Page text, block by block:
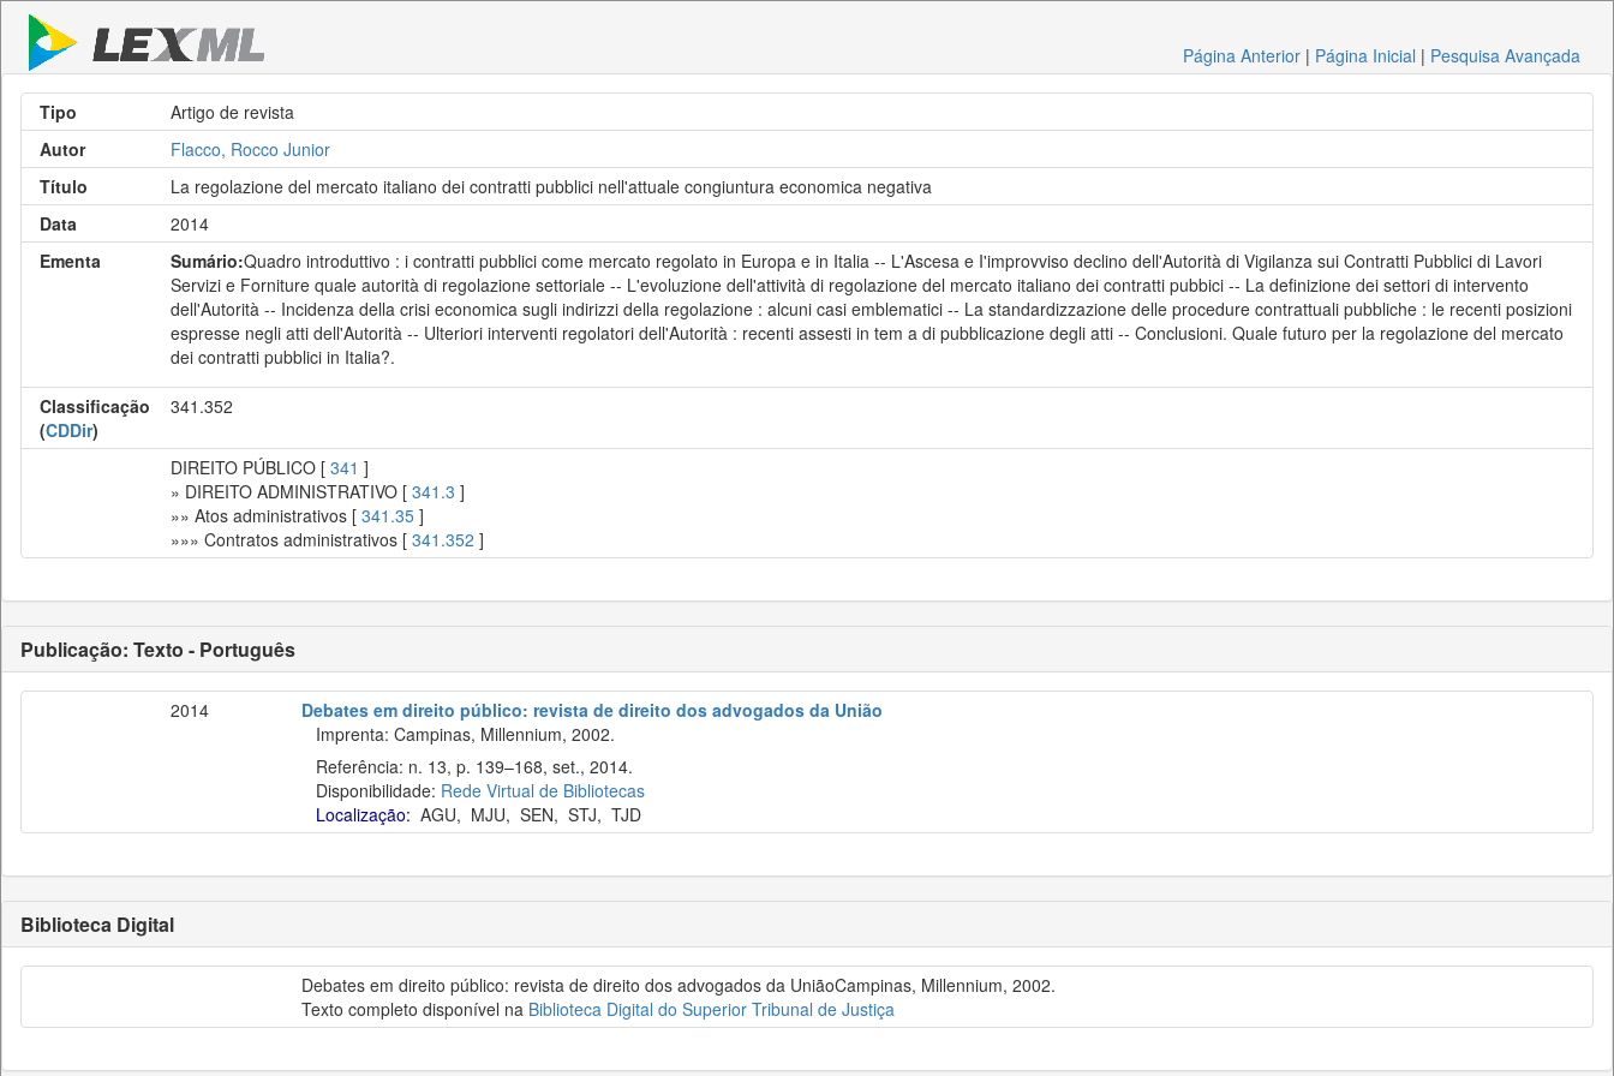
Página Anterior | Página Inicial | Pesquisa Avançada
Tipo
Artigo de revista
Autor
Flacco, Rocco Junior
Título
La regolazione del mercato italiano dei contratti pubblici nell'attuale congiuntura economica negativa
Data
2014
Ementa
Sumário:Quadro introduttivo : i contratti pubblici come mercato regolato in Europa e in Italia -- L'Ascesa e I'improvviso declino dell'Autorità di Vigilanza sui Contratti Pubblici di Lavori
Servizi e Forniture quale autorità di regolazione settoriale -- L'evoluzione dell'attività di regolazione del mercato italiano dei contratti pubbici -- La definizione dei settori di intervento
dell'Autorità -- Incidenza della crisi economica sugli indirizzi della regolazione : alcuni casi emblematici -- La standardizzazione delle procedure contrattuali pubbliche : le recenti posizioni
espresse negli atti dell'Autorità -- Ulteriori interventi regolatori dell'Autorità : recenti assesti in tem a di pubblicazione degli atti -- Conclusioni. Quale futuro per la regolazione del mercato
dei contratti pubblici in Italia?.
Classificação
(CDDir)
341.352
DIREITO PÚBLICO [ 341 ]
» DIREITO ADMINISTRATIVO [ 341.3 ]
»» Atos administrativos [ 341.35 ]
»»» Contratos administrativos [ 341.352 ]
Publicação: Texto - Português
2014
Debates em direito público: revista de direito dos advogados da União
Imprenta: Campinas, Millennium, 2002.
Referência: n. 13, p. 139–168, set., 2014.
Disponibilidade: Rede Virtual de Bibliotecas
Localização: AGU, MJU, SEN, STJ, TJD
Biblioteca Digital
Debates em direito público: revista de direito dos advogados da UniãoCampinas, Millennium, 2002.
Texto completo disponível na Biblioteca Digital do Superior Tribunal de Justiça